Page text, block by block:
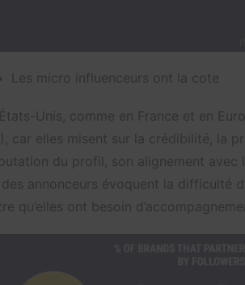
Les micro influenceurs ont la cote
Unis, comme en France et en
car elles misent sur la crédibilité, la
du profil, son alignement avec
des annonceurs évoquent la difficulté
qu’elles ont besoin